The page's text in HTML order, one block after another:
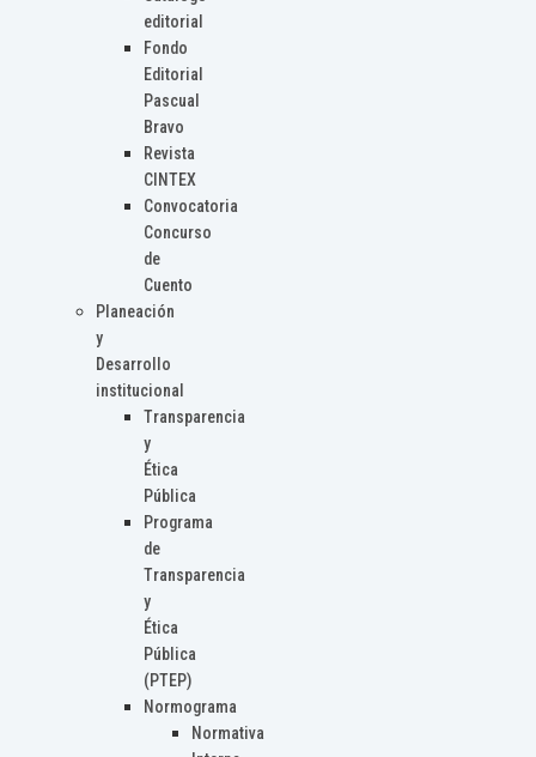
editorial
Fondo
Editorial
Pascual
Bravo
Revista
CINTEX
Convocatoria
Concurso
de
Cuento
Planeación
y
Desarrollo
institucional
Transparencia
y
Ética
Pública
Programa
de
Transparencia
y
Ética
Pública
(PTEP)
Normograma
Normativa